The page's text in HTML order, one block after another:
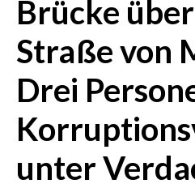
ITALIA
MONDO
POLITICA
ECONOMIA
Brücke
Straße von
Drei
unter